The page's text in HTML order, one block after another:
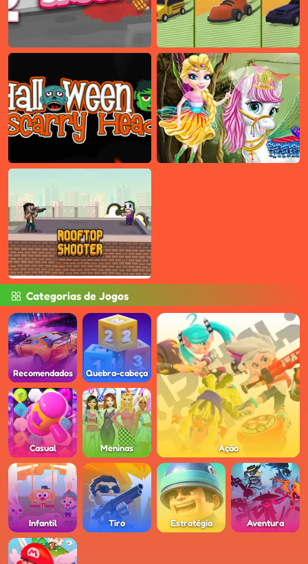
Categorias de Jogos
Recomendados Quebra-cabeça
Ação
Casual Meninas
Infantil Tiro Estratégia Aventura